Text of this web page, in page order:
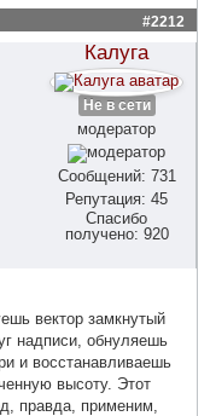
#2212
Калуга
Не в сети
модератор
Сообщений: 731
Репутация: 45
Спасибо
получено: 920
вектор замкнутый
надписи, обнуляешь
и восстанавливаешь
высоту. Этот
правда, применим,